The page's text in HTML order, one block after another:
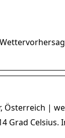
Österreich |
Grad Celsius.